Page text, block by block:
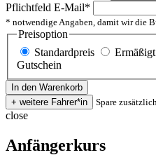
Pflichtfeld E-Mail*
* notwendige Angaben, damit wir die
Preisoption
Standardpreis
Gutschein
Spare
close
Anfängerkurs